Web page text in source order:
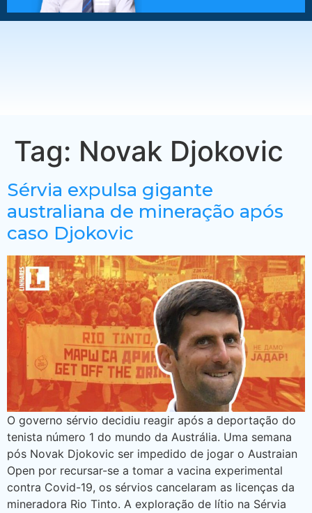
Tag: Novak Djokovic
Sérvia expulsa gigante
australiana de mineração após
caso Djokovic
O governo sérvio decidiu reagir após a deportação do
tenista número 1 do mundo da Austrália. Uma semana
pós Novak Djokovic ser impedido de jogar o Austraian
Open por recursar-se a tomar a vacina experimental
contra Covid-19, os sérvios cancelaram as licenças da
mineradora Rio Tinto. A exploração de lítio na Sérvia